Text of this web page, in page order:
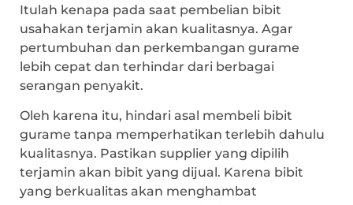
Itulah kenapa pada saat pembelian bibit
usahakan terjamin akan kualitasnya. Agar
pertumbuhan dan perkembangan gurame
lebih cepat dan terhindar dari berbagai
serangan penyakit.
Oleh karena itu, hindari asal membeli bibit
gurame tanpa memperhatikan terlebih dahulu
kualitasnya. Pastikan supplier yang dipilih
terjamin akan bibit yang dijual. Karena bibit
yang berkualitas akan menghambat